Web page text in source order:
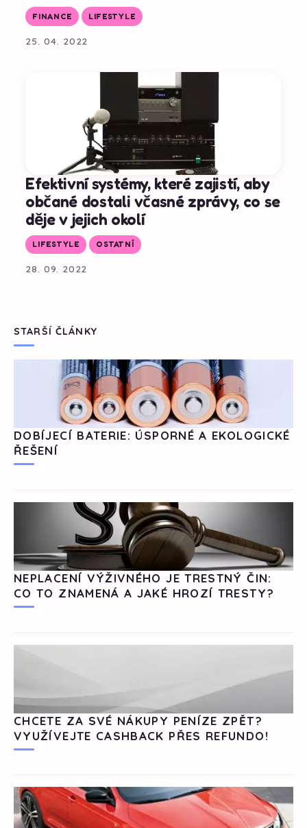
FINANCE LIFESTYLE
25. 04. 2022
Efektivní systémy, které zajistí, aby
občané dostali včasné zprávy, co se
děje v jejich okolí
LIFESTYLE OSTATNÍ
28. 09. 2022
STARŠÍ ČLÁNKY
DOBÍJECÍ BATERIE: ÚSPORNÉ A EKOLOGICKÉ
ŘEŠENÍ
NEPLACENÍ VÝŽIVNÉHO JE TRESTNÝ ČIN:
CO TO ZNAMENÁ A JAKÉ HROZÍ TRESTY?
CHCETE ZA SVÉ NÁKUPY PENÍZE ZPĚT?
VYUŽÍVEJTE CASHBACK PŘES REFUNDO!